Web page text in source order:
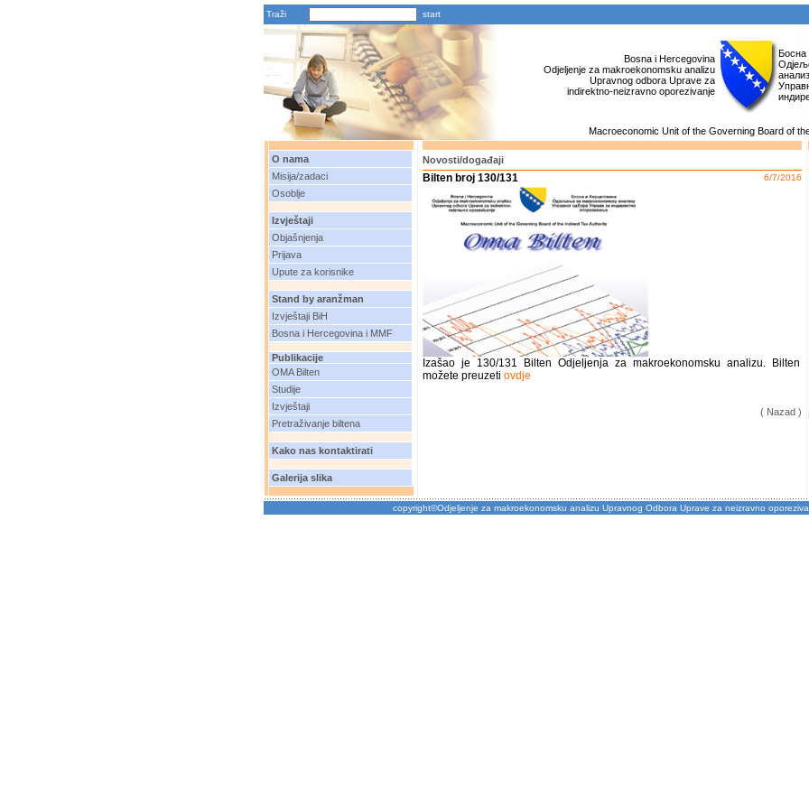
Traži
Bosna i Hercegovina
Odjeljenje za makroekonomsku analizu
Upravnog odbora Uprave za
indirektno-neizravno oporezivanje
Босна
Macroeconomic Unit of the Governing Board of
O nama
Misija/zadaci
Osoblje
Izvještaji
Objašnjenja
Prijava
Upute za korisnike
Stand by aranžman
Izvještaji BiH
Bosna i Hercegovina i MMF
Publikacije
OMA Bilten
Studije
Izvještaji
Pretraživanje biltena
Kako nas kontaktirati
Galerija slika
Novosti/događaji
Bilten broj 130/131 6/7/2016
Izašao je 130/131 Bilten Odjeljenja za makroekonomsku analizu. Bilten
možete preuzeti ovdje
( Nazad )
copyright©Odjeljenje za makroekonomsku analizu Upravnog Odbora Uprave za neizravno